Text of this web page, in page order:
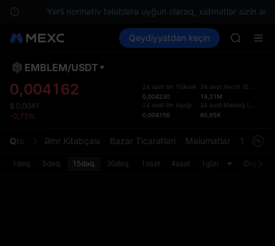
Yerli normativ tələblərə uyğun olaraq, xidmətlər sizin
Bazarlar Spot Futures UNITREE
Qeydiyyatdan keçin
SPCX
Unitree
ACE
AAOI
Unitree
EMBLEM/USDT
0,004162
$ 0,0041
-0,73%
24 saat Ən Yüksək
0,004230
24 saat Ən Aşağı
0,004156
24 saat Həcm (EMBLEM
19,21M
24 saat Məbləğ (
80,65K
Qrafik Əmr Kitabçası Bazar Ticarətləri Məlumatlar
1dəq. 5dəq. 15dəq. 30dəq. 1saat 4saat 1gün Orijinal